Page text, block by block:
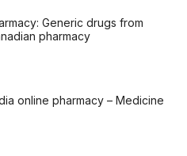
Generic drugs from
pharmacy
online pharmacy – Medicine